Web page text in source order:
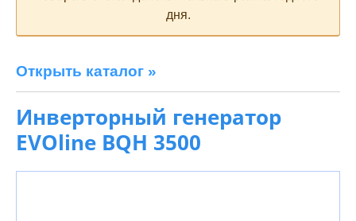
дня.
Открыть каталог »
Инверторный генератор
EVOline BQH 3500